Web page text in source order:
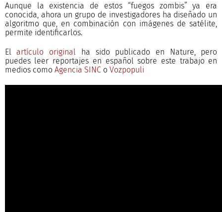
Aunque la existencia de estos “fuegos zombis” ya era
conocida, ahora un grupo de investigadores ha diseñado un
algoritmo que, en combinación con imágenes de satélite,
permite identificarlos.
El artículo original
ha sido publicado en Nature, pero
puedes leer reportajes en español sobre este trabajo en
medios como Agencia SINCo Vozpopuli